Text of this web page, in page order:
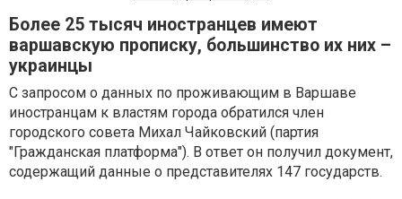
Более 25 тысяч иностранцев имеют
варшавскую прописку, большинство их них –
украинцы
С запросом о данных по проживающим в Варшаве
иностранцам к властям города обратился член
городского совета Михал Чайковский (партия
"Гражданская платформа"). В ответ он получил документ,
содержащий данные о представителях 147 государств.